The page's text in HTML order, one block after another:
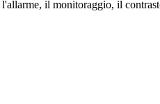
il monitoraggio, il